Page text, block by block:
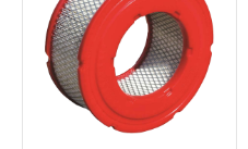
Быстрый просмотр
Добавить к сравнению
Добавить в избранное